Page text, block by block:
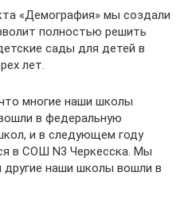
«Демография» мы создали
полностью решить
сады для детей в
лет.
многие наши школы
в федеральную
и в следующем году
в СОШ N3 Черкесска. Мы
наши школы вошли в